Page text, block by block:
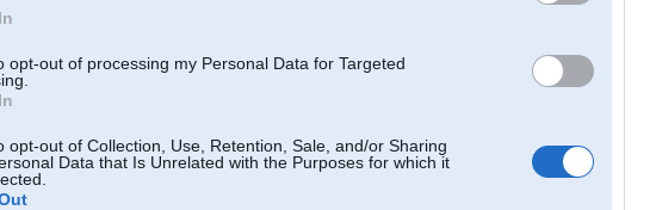
opt-out of processing my Personal Data for Targeted
opt-out of Collection, Use, Retention, Sale, and/or Sharing
Data that Is Unrelated with the Purposes for which it
Tapēc, ka mani skatē izcepa par degvielas sūci no sūkņa! Vainu atradu, bet nevaru sataisīt,